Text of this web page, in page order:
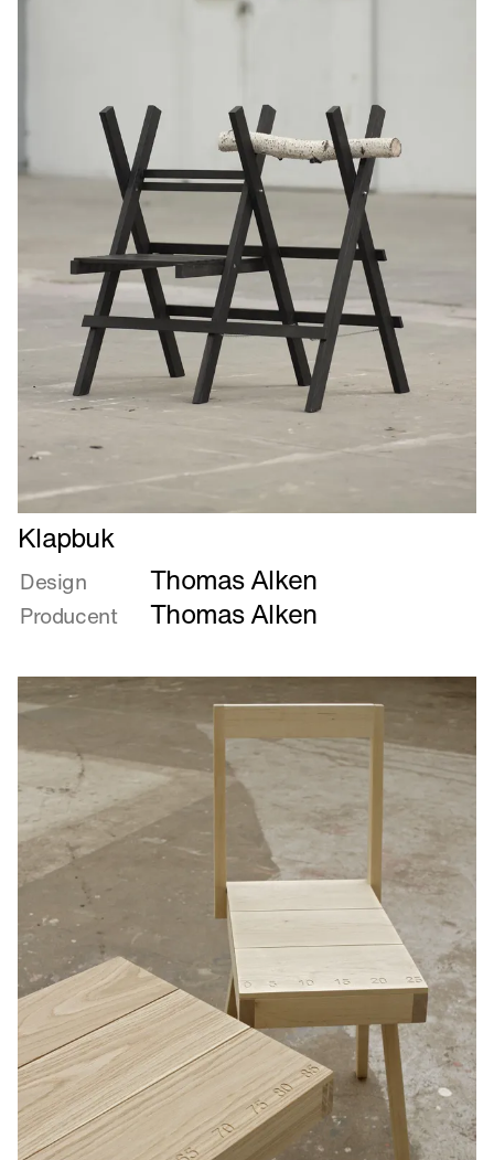
Læs
mere
om
Klapbuk
Klapbuk
Design Thomas Alken
Producent Thomas Alken